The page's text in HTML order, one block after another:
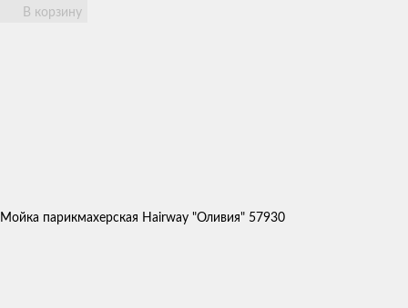
В корзину
Мойка парикмахерская Hairway "Оливия" 57930